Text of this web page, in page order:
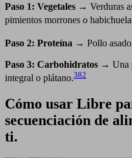
Paso 1: Vegetales → Verduras
pimientos morrones o
Paso 2: Proteína → Pollo
Paso 3: Carbohidratos → Una
integral o plátano.382
Cómo usar Libre
secuenciación de
ti.